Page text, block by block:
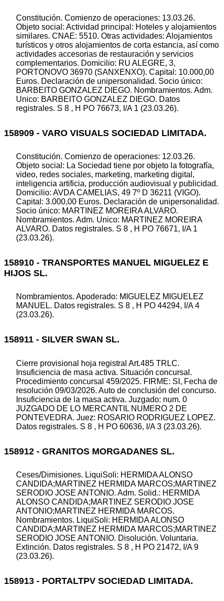
Constitución. Comienzo de operaciones: 13.03.26.
Objeto social: Actividad principal: Hoteles y alojamientos
similares. CNAE: 5510. Otras actividades: Alojamientos
turísticos y otros alojamientos de corta estancia, así como
actividades accesorias de restauración y servicios
complementarios. Domicilio: RU ALEGRE, 3,
PORTONOVO 36970 (SANXENXO). Capital: 10.000,00
Euros. Declaración de unipersonalidad. Socio único:
BARBEITO GONZALEZ DIEGO. Nombramientos. Adm.
Unico: BARBEITO GONZALEZ DIEGO. Datos
registrales. S 8 , H PO 76673, I/A 1 (23.03.26).
158909 - VARO VISUALS SOCIEDAD LIMITADA.
Constitución. Comienzo de operaciones: 12.03.26.
Objeto social: La Sociedad tiene por objeto la fotografía,
video, redes sociales, marketing, marketing digital,
inteligencia artificia, producción audiovisual y publicidad.
Domicilio: AVDA CAMELIAS, 49 7º D 36211 (VIGO).
Capital: 3.000,00 Euros. Declaración de unipersonalidad.
Socio único: MARTINEZ MOREIRA ALVARO.
Nombramientos. Adm. Unico: MARTINEZ MOREIRA
ALVARO. Datos registrales. S 8 , H PO 76671, I/A 1
(23.03.26).
158910 - TRANSPORTES MANUEL MIGUELEZ E
HIJOS SL.
Nombramientos. Apoderado: MIGUELEZ MIGUELEZ
MANUEL. Datos registrales. S 8 , H PO 44294, I/A 4
(23.03.26).
158911 - SILVER SWAN SL.
Cierre provisional hoja registral Art.485 TRLC.
Insuficiencia de masa activa. Situación concursal.
Procedimiento concursal 459/2025. FIRME: SI, Fecha de
resolución 09/03/2026. Auto de conclusión del concurso.
Insuficiencia de la masa activa. Juzgado: num. 0
JUZGADO DE LO MERCANTIL NUMERO 2 DE
PONTEVEDRA. Juez: ROSARIO RODRIGUEZ LOPEZ.
Datos registrales. S 8 , H PO 60636, I/A 3 (23.03.26).
158912 - GRANITOS MORGADANES SL.
Ceses/Dimisiones. LiquiSoli: HERMIDA ALONSO
CANDIDA;MARTINEZ HERMIDA MARCOS;MARTINEZ
SERODIO JOSE ANTONIO. Adm. Solid.: HERMIDA
ALONSO CANDIDA;MARTINEZ SERODIO JOSE
ANTONIO;MARTINEZ HERMIDA MARCOS.
Nombramientos. LiquiSoli: HERMIDA ALONSO
CANDIDA;MARTINEZ HERMIDA MARCOS;MARTINEZ
SERODIO JOSE ANTONIO. Disolución. Voluntaria.
Extinción. Datos registrales. S 8 , H PO 21472, I/A 9
(23.03.26).
158913 - PORTALTPV SOCIEDAD LIMITADA.